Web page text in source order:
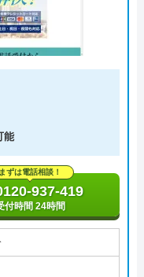
能
まずは電話相談！
937-419
付時間 24時間